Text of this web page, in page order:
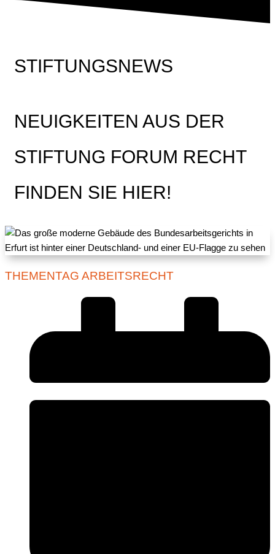
STIFTUNGSNEWS
NEUIGKEITEN AUS DER
STIFTUNG FORUM RECHT
FINDEN SIE HIER!
THEMENTAG ARBEITSRECHT